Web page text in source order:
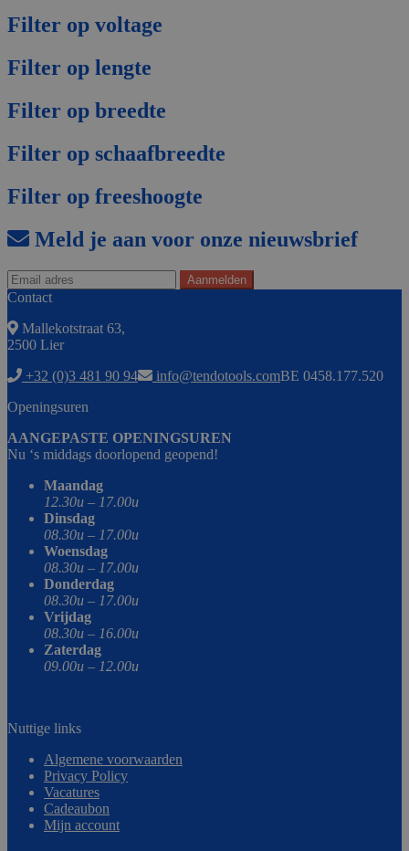
Filter op voltage
Filter op lengte
Filter op breedte
Filter op schaafbreedte
Filter op freeshoogte
Meld je aan voor onze nieuwsbrief
Contact
Mallekotstraat 63,
2500 Lier
+32 (0)3 481 90 94
info@tendotools.comBE 0458.177.520
Openingsuren
AANGEPASTE OPENINGSUREN
Nu ‘s middags doorlopend geopend!
Maandag
12.30u – 17.00u
Dinsdag
08.30u – 17.00u
Woensdag
08.30u – 17.00u
Donderdag
08.30u – 17.00u
Vrijdag
08.30u – 16.00u
Zaterdag
09.00u – 12.00u
Nuttige links
Algemene voorwaarden
Privacy Policy
Vacatures
Cadeaubon
Mijn account